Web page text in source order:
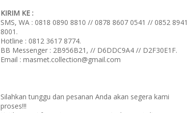
KIRIM KE :
SMS, WA : 0818 0890 8810 // 0878 8607 0541 // 0852 8941
8001.
Hotline : 0812 3617 8774.
BB Messenger : 2B956B21, // D6DDC9A4 // D2F30E1F.
Email : masmet.collection@gmail.com
Silahkan tunggu dan pesanan Anda akan segera kami
proses!!!